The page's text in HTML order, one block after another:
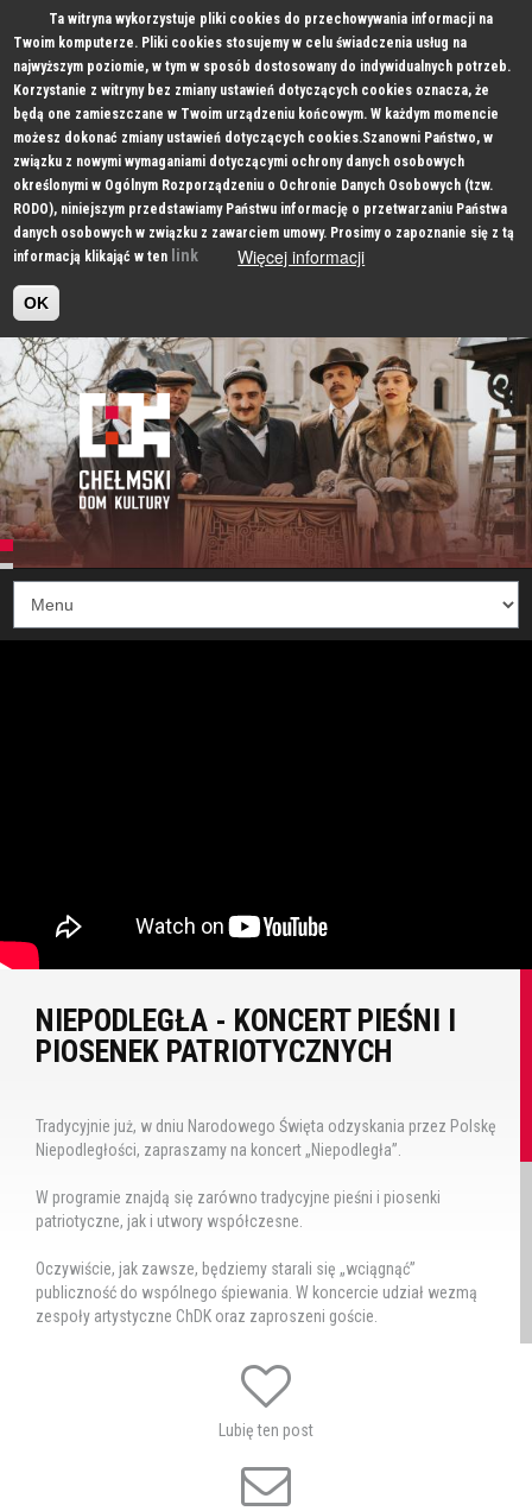
Ta witryna wykorzystuje pliki cookies do przechowywania informacji na
Twoim komputerze. Pliki cookies stosujemy w celu świadczenia usług na
najwyższym poziomie, w tym w sposób dostosowany do indywidualnych potrzeb.
Korzystanie z witryny bez zmiany ustawień dotyczących cookies oznacza, że
będą one zamieszczane w Twoim urządzeniu końcowym. W każdym momencie
możesz dokonać zmiany ustawień dotyczących cookies.Szanowni Państwo, w
związku z nowymi wymaganiami dotyczącymi ochrony danych osobowych
określonymi w Ogólnym Rozporządzeniu o Ochronie Danych Osobowych (tzw.
RODO), niniejszym przedstawiamy Państwu informację o przetwarzaniu Państwa
danych osobowych w związku z zawarciem umowy. Prosimy o zapoznanie się z tą
informacją klikająć w ten link Więcej informacji
OK
NIEPODLEGŁA - KONCERT PIEŚNI I
PIOSENEK PATRIOTYCZNYCH
Tradycyjnie już, w dniu Narodowego Święta odzyskania przez Polskę
Niepodległości, zapraszamy na koncert „Niepodległa”.
W programie znajdą się zarówno tradycyjne pieśni i piosenki
patriotyczne, jak i utwory współczesne.
Oczywiście, jak zawsze, będziemy starali się „wciągnąć”
publiczność do wspólnego śpiewania. W koncercie udział wezmą
zespoły artystyczne ChDK oraz zaproszeni goście.
Dochód z koncertu zostanie przekazany na cele
charytatywne, wsparcie dla weteranów . Bilety/cegiełki w cenie 30 zł
Narodowe Święto Niepodległości 11 Listopada
bierze udział w Programie „Warto być Polakiem”, którego organizatorem jest
Lubię ten post